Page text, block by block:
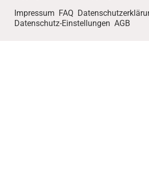
Impressum FAQ
Datenschutz-Einstellungen AGB